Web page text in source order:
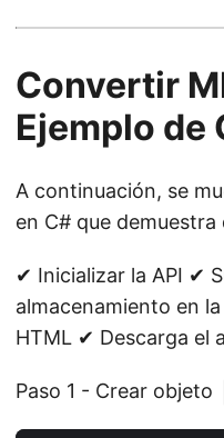
Convertir
Ejemplo de
A continuación, se
en C# que
✔ Inicializar la API ✔
almacenamiento en
HTML ✔ Descarga el
Paso 1 - Crear objeto